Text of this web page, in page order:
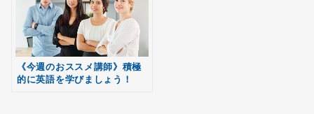
《今週のおススメ講師》積極
的に英語を学びましょう！